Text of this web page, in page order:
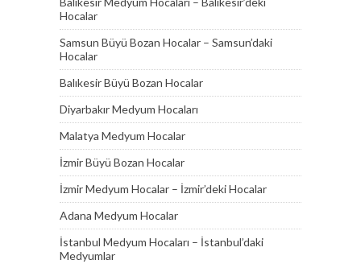
Hocalar
Samsun Büyü Bozan Hocalar – Samsun’daki
Hocalar
Balıkesir Büyü Bozan Hocalar
Diyarbakır Medyum Hocaları
Malatya Medyum Hocalar
İzmir Büyü Bozan Hocalar
İzmir Medyum Hocalar – İzmir’deki Hocalar
Adana Medyum Hocalar
İstanbul Medyum Hocaları – İstanbul’daki
Medyumlar